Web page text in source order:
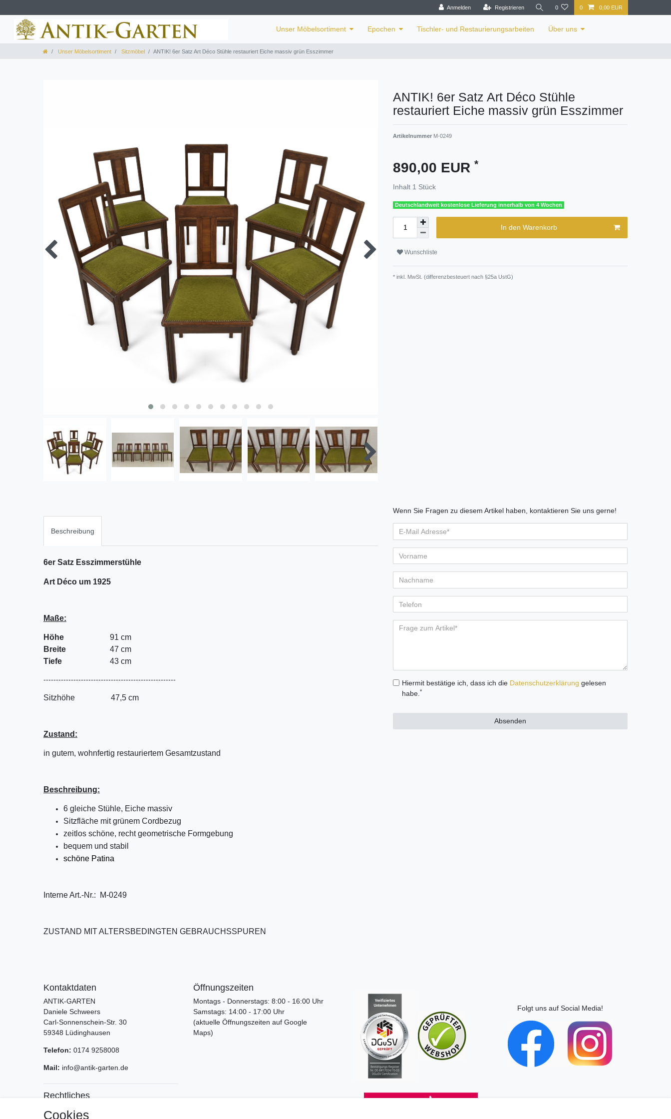
Cookies
Anmelden Registrieren 0 0 0,00 EUR
Unser Möbelsortiment Epochen Tischler- und Restaurierungsarbeiten Über uns
Unser Möbelsortiment Sitzmöbel ANTIK! 6er Satz Art Déco Stühle restauriert Eiche massiv grün Esszimmer
ANTIK! 6er Satz Art Déco Stühle
restauriert Eiche massiv grün Esszimmer
Artikelnummer M-0249
890,00 EUR *
Inhalt 1 Stück
Deutschlandweit kostenlose Lieferung innerhalb von 4 Wochen
In den Warenkorb
Wunschliste
* inkl. MwSt. (differenzbesteuert nach §25a UstG)
Beschreibung
6er Satz Esszimmerstühle
Art Déco um 1925
Maße:
Höhe 91 cm
Breite
47 cm
Tiefe
43 cm
-----------------------------------------------------
Sitzhöhe 47,5 cm
Zustand:
in gutem, wohnfertig restauriertem Gesamtzustand
Beschreibung:
6 gleiche Stühle, Eiche massiv
Sitzfläche mit grünem Cordbezug
zeitlos schöne, recht geometrische Formgebung
bequem und stabil
schöne Patina
Interne Art.-Nr.: M-0249
ZUSTAND MIT ALTERSBEDINGTEN GEBRAUCHSSPUREN
Wenn Sie Fragen zu diesem Artikel haben, kontaktieren Sie uns gerne!
Hiermit bestätige ich, dass ich die Daten­schutz­erklärung gelesen
habe.*
Absenden
Kontaktdaten
ANTIK-GARTEN
Daniele Schweers
Carl-Sonnenschein-Str. 30
59348 Lüdinghausen
Telefon: 0174 9258008
Mail: info@antik-garten.de
Rechtliches
Impressum
Öffnungszeiten
Montags - Donnerstags: 8:00 - 16:00 Uhr
Samstags: 14:00 - 17:00 Uhr
(aktuelle Öffnungszeiten auf Google
Maps)
Folgt uns auf Social Media!